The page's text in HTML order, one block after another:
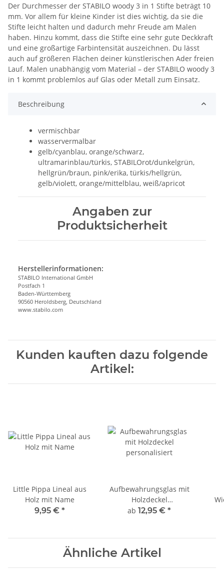
Der Durchmesser der STABILO woody 3 in 1 Stifte beträgt 10
mm. Vor allem für kleine Kinder ist dies wichtig, da sie die
Stifte leicht halten und dadurch mehr Freude am Malen
haben. Hinzu kommt, dass die Stifte eine sehr gute Deckkraft
und eine großartige Farbintensität auszeichnen. Du lässt
auch auf größeren Flächen deiner künstlerischen Ader freien
Lauf. Malen unabhängig vom Material – der STABILO woody 3
in 1 kommt problemlos auf Glas oder Metall zum Einsatz.
Beschreibung
vermischbar
wasservermalbar
gelb/cyanblau, orange/schwarz,
ultramarinblau/türkis, STABILOrot/dunkelgrün,
hellgrün/braun, pink/erika, türkis/hellgrün,
gelb/violett, orange/mittelblau, weiß/apricot
Angaben zur
Produktsicherheit
Herstellerinformationen:
STABILO International GmbH
Postfach 1
Baden-Württemberg
90560 Heroldsberg, Deutschland
www.stabilo.com
Kunden kauften dazu folgende
Artikel:
Little Pippa Lineal aus
Holz mit Name
9,95 € *
Aufbewahrungsglas mit
Holzdeckel
personalisiert
ab 12,95 € *
Ähnliche Artikel